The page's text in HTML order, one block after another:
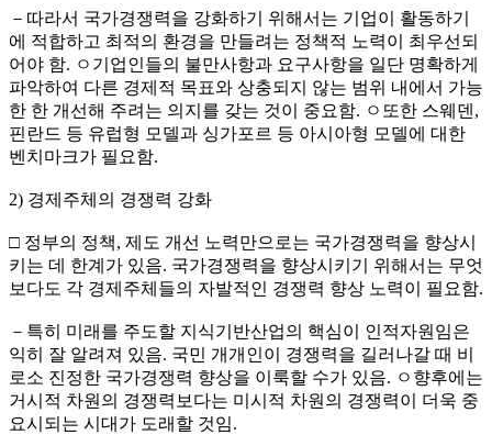
－따라서 국가경쟁력을 강화하기 위해서는 기업이 활동하기
에 적합하고 최적의 환경을 만들려는 정책적 노력이 최우선되
어야 함. ㅇ기업인들의 불만사항과 요구사항을 일단 명확하게
파악하여 다른 경제적 목표와 상충되지 않는 범위 내에서 가능
한 한 개선해 주려는 의지를 갖는 것이 중요함. ㅇ또한 스웨덴,
핀란드 등 유럽형 모델과 싱가포르 등 아시아형 모델에 대한
벤치마크가 필요함.
2) 경제주체의 경쟁력 강화
□ 정부의 정책, 제도 개선 노력만으로는 국가경쟁력을 향상시
키는 데 한계가 있음. 국가경쟁력을 향상시키기 위해서는 무엇
보다도 각 경제주체들의 자발적인 경쟁력 향상 노력이 필요함.
－특히 미래를 주도할 지식기반산업의 핵심이 인적자원임은
익히 잘 알려져 있음. 국민 개개인이 경쟁력을 길러나갈 때 비
로소 진정한 국가경쟁력 향상을 이룩할 수가 있음. ㅇ향후에는
거시적 차원의 경쟁력보다는 미시적 차원의 경쟁력이 더욱 중
요시되는 시대가 도래할 것임.